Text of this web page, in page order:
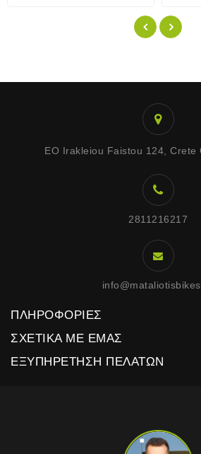
EO Irakleiou Faistou 124, Crete
2811216217
ΠΛΗΡΟΦΟΡΊΕΣ
ΣΧΕΤΙΚΆ ΜΕ ΕΜΆΣ
ΕΞΥΠΗΡΈΤΗΣΗ ΠΕΛΑΤΏΝ